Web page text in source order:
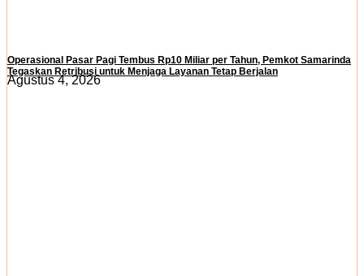
Operasional Pasar Pagi Tembus Rp10 Miliar per Tahun, Pemkot Samarinda
Tegaskan Retribusi untuk Menjaga Layanan Tetap Berjalan
Agustus 4, 2026